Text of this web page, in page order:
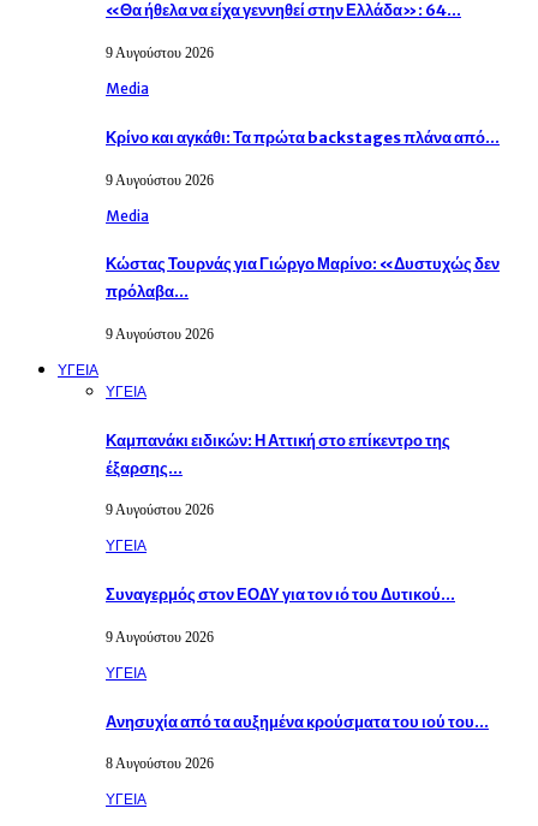
«Θα ήθελα να είχα γεννηθεί στην Ελλάδα»: 64…
9 Αυγούστου 2026
Media
Κρίνο και αγκάθι: Τα πρώτα backstages πλάνα από…
9 Αυγούστου 2026
Media
Κώστας Τουρνάς για Γιώργο Μαρίνο: «Δυστυχώς δεν
πρόλαβα…
9 Αυγούστου 2026
ΥΓΕΙΑ
ΥΓΕΙΑ
Καμπανάκι ειδικών: Η Αττική στο επίκεντρο της
έξαρσης…
9 Αυγούστου 2026
ΥΓΕΙΑ
Συναγερμός στον ΕΟΔΥ για τον ιό του Δυτικού…
9 Αυγούστου 2026
ΥΓΕΙΑ
Ανησυχία από τα αυξημένα κρούσματα του ιού του…
8 Αυγούστου 2026
ΥΓΕΙΑ